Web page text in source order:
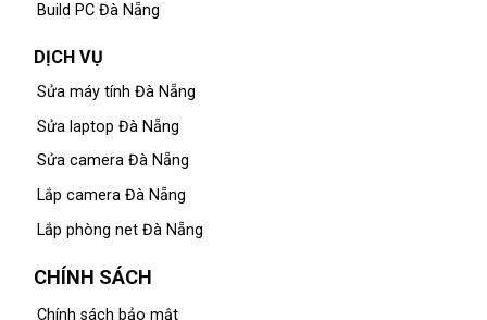
Build PC Đà Nẵng
DỊCH VỤ
Sửa máy tính Đà Nẵng
Sửa laptop Đà Nẵng
Sửa camera Đà Nẵng
Lắp camera Đà Nẵng
Lắp phòng net Đà Nẵng
CHÍNH SÁCH
Chính sách bảo mật